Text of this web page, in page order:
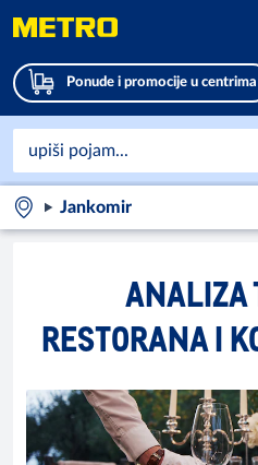
Ponude i promocije u centrima
Jankomir
ANALIZA
RESTORANA I